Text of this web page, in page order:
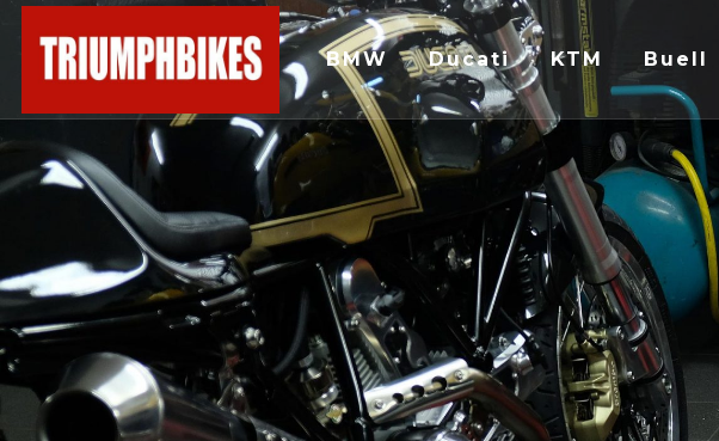
BMW Ducati KTM Buell